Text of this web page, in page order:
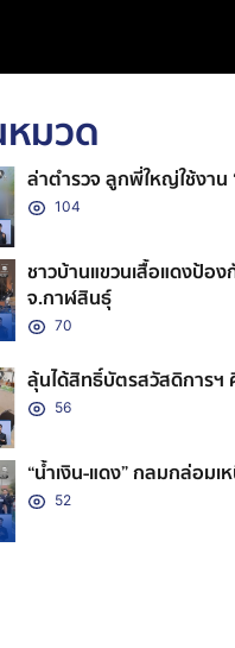
หมวด
ล่าตำรวจ ลูกพี่ใหญ่ใช้งาน
104
ชาวบ้านแขวนเสื้อแดงป้อง
จ.กาฬสินธุ์
70
ลุ้นได้สิทธิ์บัตรสวัสดิการฯ
56
“น้ำเงิน-แดง” กลมกล่อมเ
52